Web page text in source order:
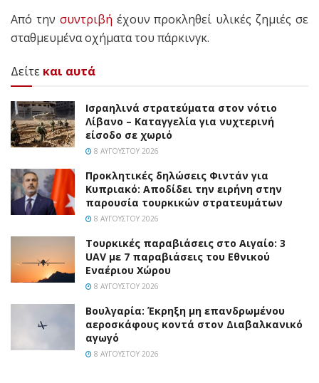
Από την συντριβή έχουν προκληθεί υλικές ζημιές σε
σταθμευμένα οχήματα του πάρκινγκ.
Δείτε και αυτά
Ισραηλινά στρατεύματα στον νότιο
Λίβανο – Καταγγελία για νυχτερινή
είσοδο σε χωριό
8 ΑΥΓΟΎΣΤΟΥ 2026
Προκλητικές δηλώσεις Φιντάν για
Κυπριακό: Αποδίδει την ειρήνη στην
παρουσία τουρκικών στρατευμάτων
8 ΑΥΓΟΎΣΤΟΥ 2026
Τουρκικές παραβιάσεις στο Αιγαίο: 3
UAV με 7 παραβιάσεις του Εθνικού
Εναέριου Χώρου
8 ΑΥΓΟΎΣΤΟΥ 2026
Βουλγαρία: Έκρηξη μη επανδρωμένου
αεροσκάφους κοντά στον Διαβαλκανικό
αγωγό
8 ΑΥΓΟΎΣΤΟΥ 2026